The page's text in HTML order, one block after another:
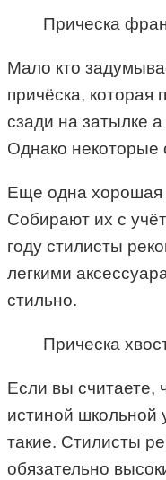
Прическа
Мало кто
причёска,
сзади на затылке
Однако некоторые
Еще одна хорошая
Собирают их с
году стилисты
легкими
стильно.
Прическа
Если вы считаете,
истиной школьной
такие. Стилисты
обязательно